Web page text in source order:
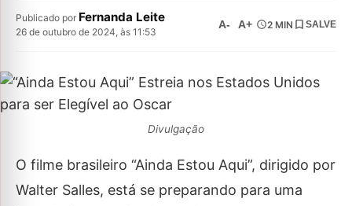
Publicado por Fernanda Leite
26 de outubro de 2024, às 11:53
A- A+ 2 MIN SALVE
Divulgação
O filme brasileiro “Ainda Estou Aqui”, dirigido por
Walter Salles, está se preparando para uma